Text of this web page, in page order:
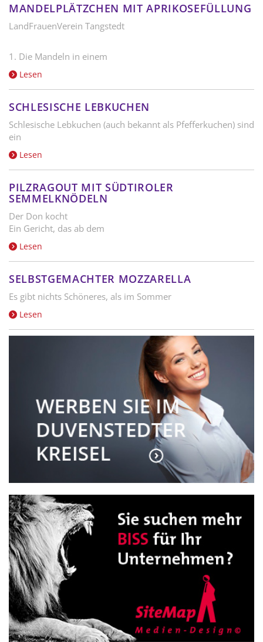
MANDELPLÄTZCHEN MIT APRIKOSEFÜLLUNG
LandFrauenVerein Tangstedt
1. Die Mandeln in einem
Lesen
SCHLESISCHE LEBKUCHEN
Schlesische Lebkuchen (auch bekannt als Pfefferkuchen) sind
ein
Lesen
PILZRAGOUT MIT SÜDTIROLER
SEMMELKNÖDELN
Der Don kocht
Ein Gericht, das ab dem
Lesen
SELBSTGEMACHTER MOZZARELLA
Es gibt nichts Schöneres, als im Sommer
Lesen